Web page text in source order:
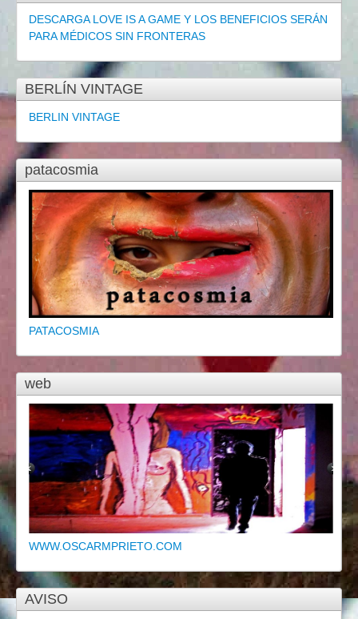
DESCARGA LOVE IS A GAME Y LOS BENEFICIOS SERÁN
PARA MÉDICOS SIN FRONTERAS
BERLÍN VINTAGE
BERLIN VINTAGE
patacosmia
PATACOSMIA
web
WWW.OSCARMPRIETO.COM
AVISO